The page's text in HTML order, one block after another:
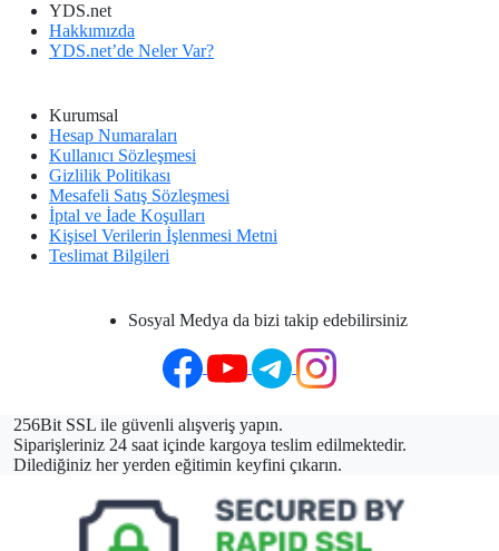
YDS.net
Hakkımızda
YDS.net’de Neler Var?
Kurumsal
Hesap Numaraları
Kullanıcı Sözleşmesi
Gizlilik Politikası
Mesafeli Satış Sözleşmesi
İptal ve İade Koşulları
Kişisel Verilerin İşlenmesi Metni
Teslimat Bilgileri
Sosyal Medya da bizi takip edebilirsiniz
256Bit SSL ile güvenli alışveriş yapın.
Siparişleriniz 24 saat içinde kargoya teslim edilmektedir.
Dilediğiniz her yerden eğitimin keyfini çıkarın.